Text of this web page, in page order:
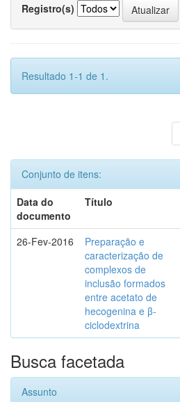
Registro(s)
Resultado 1-1 de 1.
Conjunto de itens:
Data do
documento
Título
26-Fev-2016
Preparação e
caracterização de
complexos de
inclusão formados
entre acetato de
hecogenina e β-
ciclodextrina
Busca facetada
Assunto